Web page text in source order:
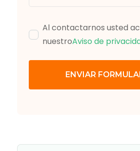
Al contactarnos usted
nuestroAviso de
ENVIAR